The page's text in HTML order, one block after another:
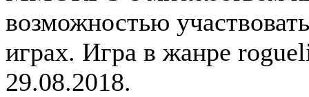
возможностью
играх. Игра в жанре
29.08.2018.